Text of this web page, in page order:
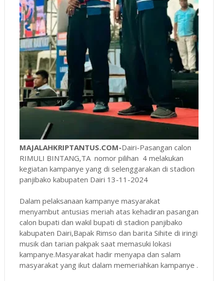
MAJALAHKRIPTANTUS.COM-Dairi-Pasangan calon
RIMULI BINTANG,TA nomor pilihan 4 melakukan
kegiatan kampanye yang di selenggarakan di stadion
panjibako kabupaten Dairi 13-11-2024
Dalam pelaksanaan kampanye masyarakat
menyambut antusias meriah atas kehadiran pasangan
calon bupati dan wakil bupati di stadion panjibako
kabupaten Dairi,Bapak Rimso dan barita Sihite di iringi
musik dan tarian pakpak saat memasuki lokasi
kampanye.Masyarakat hadir menyapa dan salam
masyarakat yang ikut dalam memeriahkan kampanye .